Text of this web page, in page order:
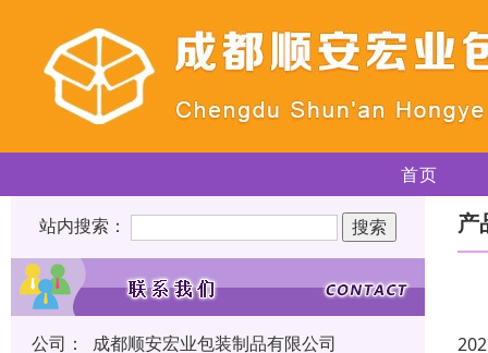
首页
站内搜索：
公司：
成都顺安宏业包装制品有限公司
产